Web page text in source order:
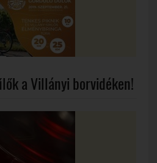
a Villányi borvidéken!